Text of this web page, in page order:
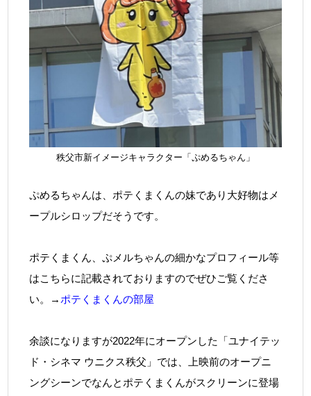
秩父市新イメージキャラクター「ぷめるちゃん」
ぷめるちゃんは、ポテくまくんの妹であり大好物はメ
ープルシロップだそうです。
ポテくまくん、ぷメルちゃんの細かなプロフィール等
はこちらに記載されておりますのでぜひご覧くださ
い。→ ポテくまくんの部屋
余談になりますが2022年にオープンした「ユナイテッ
ド・シネマ ウニクス秩父」では、上映前のオープニ
ングシーンでなんとポテくまくんがスクリーンに登場